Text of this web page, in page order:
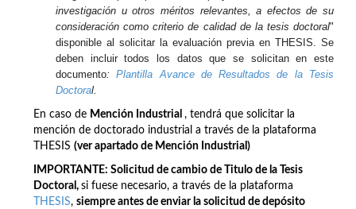
investigación u otros méritos relevantes, a efectos de su
consideración como criterio de calidad de la tesis doctoral"
disponible al solicitar la evaluación previa en THESIS. Se
deben incluir todos los datos que se solicitan en este
documento:
Plantilla Avance de Resultados de la Tesis
Doctoral.
En caso de Mención Industrial , tendrá que solicitar la
mención de doctorado industrial a través de la plataforma
THESIS (ver apartado de Mención Industrial)
IMPORTANTE: Solicitud de cambio de Titulo de la Tesis
Doctoral, si fuese necesario, a través de la plataforma
THESIS, siempre antes de enviar la solicitud de depósito